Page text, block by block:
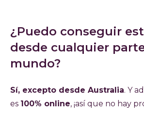
¿Puedo conseguir
desde cualquier
mundo?
Sí, excepto desde Australia. Y
es 100% online, ¡así que no hay